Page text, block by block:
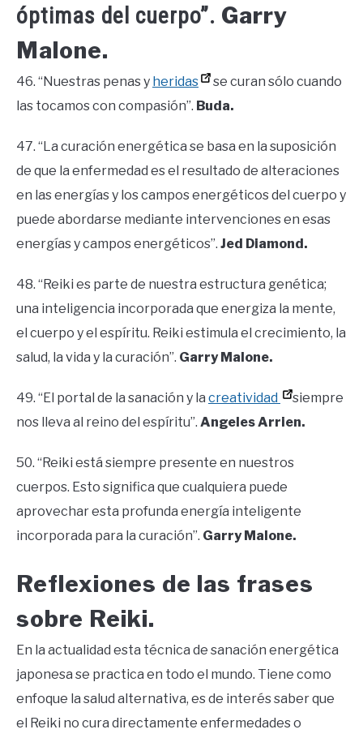
óptimas del cuerpo”. Garry
Malone.
46. “Nuestras penas y heridas
se curan sólo cuando
las tocamos con compasión”. Buda.
47. “La curación energética se basa en la suposición
de que la enfermedad es el resultado de alteraciones
en las energías y los campos energéticos del cuerpo y
puede abordarse mediante intervenciones en esas
energías y campos energéticos”. Jed Diamond.
48. “Reiki es parte de nuestra estructura genética;
una inteligencia incorporada que energiza la mente,
el cuerpo y el espíritu. Reiki estimula el crecimiento, la
salud, la vida y la curación”. Garry Malone.
49. “El portal de la sanación y la creatividad
siempre
nos lleva al reino del espíritu”. Angeles Arrien.
50. “Reiki está siempre presente en nuestros
cuerpos. Esto significa que cualquiera puede
aprovechar esta profunda energía inteligente
incorporada para la curación”. Garry Malone.
Reflexiones de las frases
sobre Reiki.
En la actualidad esta técnica de sanación energética
japonesa se practica en todo el mundo. Tiene como
enfoque la salud alternativa, es de interés saber que
el Reiki no cura directamente enfermedades o